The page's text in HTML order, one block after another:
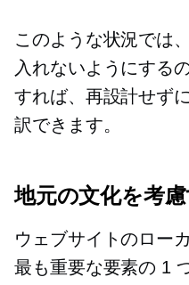
このような状況では
入れないようにする
すれば、再設計せず
訳できます。
地元の文化を考
ウェブサイトのロー
最も重要な要素の 1